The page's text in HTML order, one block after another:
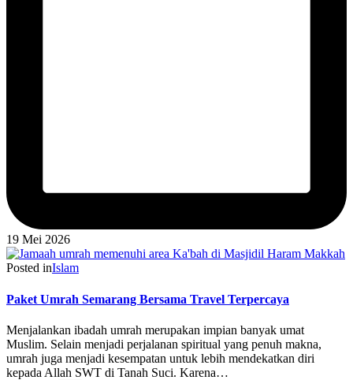
19 Mei 2026
Posted inIslam
Paket Umrah Semarang Bersama Travel Terpercaya
Menjalankan ibadah umrah merupakan impian banyak umat
Muslim. Selain menjadi perjalanan spiritual yang penuh makna,
umrah juga menjadi kesempatan untuk lebih mendekatkan diri
kepada Allah SWT di Tanah Suci. Karena…